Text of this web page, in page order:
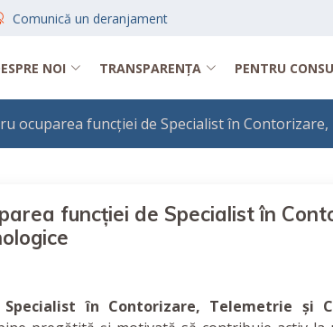
Comunică un deranjament
NOI TRANSPARENȚA PENTRU
ocuparea funcției de Specialist în
funcției de Specialist în
Specialist în Contorizare, Telemetrie și